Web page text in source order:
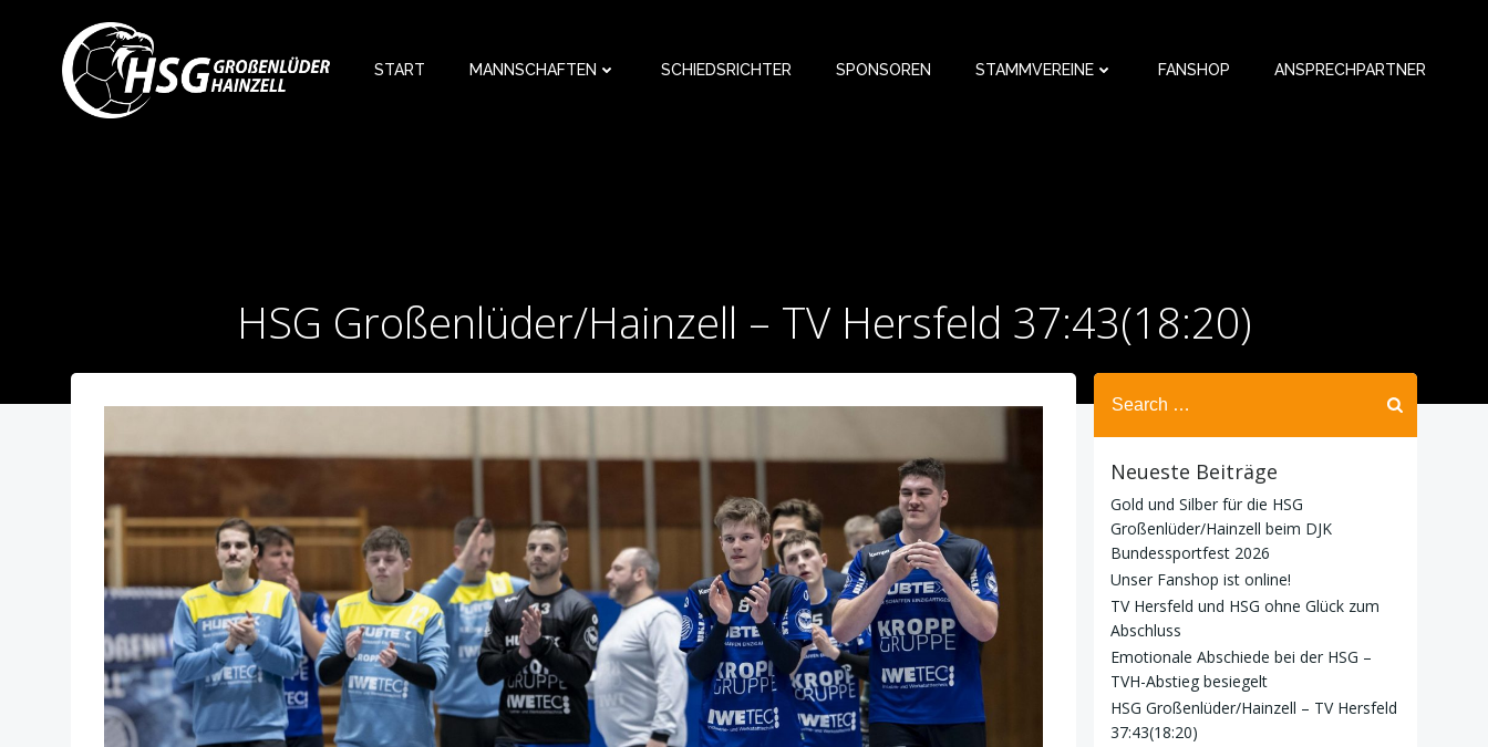
springen
START MANNSCHAFTEN SCHIEDSRICHTER SPONSOREN STAMMVEREINE FANSHOP ANSPRECHPARTNER
HSG Großenlüder/Hainzell – TV Hersfeld 37:43(18:20)
Search
for:
Neueste Beiträge
Gold und Silber für die HSG
Großenlüder/Hainzell beim DJK
Bundessportfest 2026
Unser Fanshop ist online!
TV Hersfeld und HSG ohne Glück zum
Abschluss
Emotionale Abschiede bei der HSG –
TVH-Abstieg besiegelt
HSG Großenlüder/Hainzell – TV Hersfeld
37:43(18:20)